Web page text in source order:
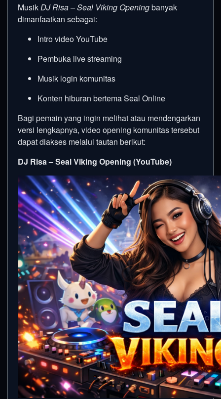
MusikDJ Risa – Seal Viking Openingbanyak
dimanfaatkan sebagai:
Intro video YouTube
Pembuka live streaming
Musik login komunitas
Konten hiburan bertema Seal Online
Bagi pemain yang ingin melihat atau mendengarkan
versi lengkapnya, video opening komunitas tersebut
dapat diakses melalui tautan berikut:
DJ Risa – Seal Viking Opening (YouTube)